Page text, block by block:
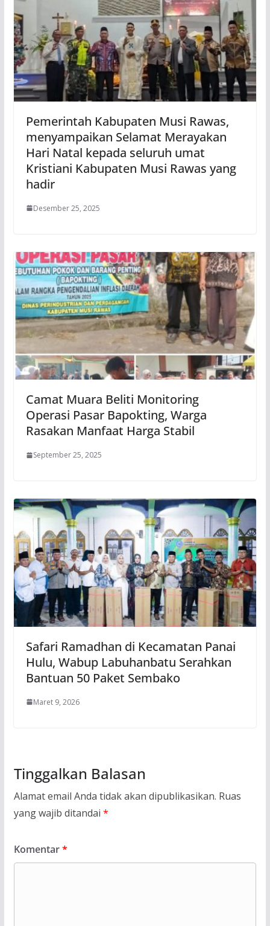
Pemerintah Kabupaten Musi Rawas,
menyampaikan Selamat Merayakan
Hari Natal kepada seluruh umat
Kristiani Kabupaten Musi Rawas yang
hadir
Desember 25, 2025
Camat Muara Beliti Monitoring
Operasi Pasar Bapokting, Warga
Rasakan Manfaat Harga Stabil
September 25, 2025
Safari Ramadhan di Kecamatan Panai
Hulu, Wabup Labuhanbatu Serahkan
Bantuan 50 Paket Sembako
Maret 9, 2026
Tinggalkan Balasan
Alamat email Anda tidak akan dipublikasikan. Ruas
yang wajib ditandai *
Komentar*